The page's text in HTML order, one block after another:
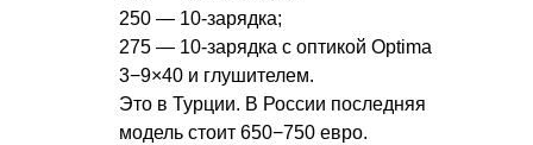
250 — 10-зарядка;
275 — 10-зарядка с оптикой Optima
3−9×40 и глушителем.
Это в Турции. В России последняя
модель стоит 650−750 евро.